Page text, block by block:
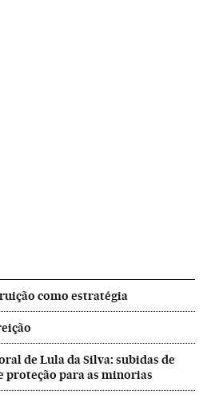
como estratégia
de Lula da Silva: subidas de
proteção para as minorias